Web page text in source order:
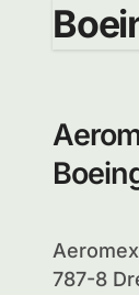
Aeromexico a présenté son premier Boeing
787-8